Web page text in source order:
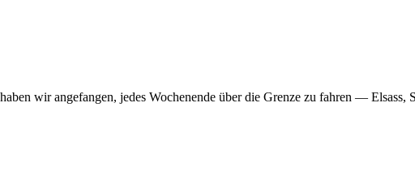
wir angefangen, jedes Wochenende über die Grenze zu fahren —